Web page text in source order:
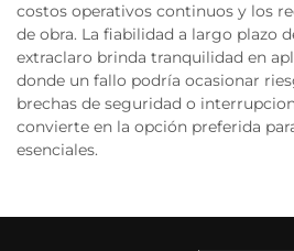
costos operativos continuos y los
de obra. La fiabilidad a largo plazo
extraclaro brinda tranquilidad en
donde un fallo podría ocasionar
brechas de seguridad o
convierte en la opción preferida
esenciales.